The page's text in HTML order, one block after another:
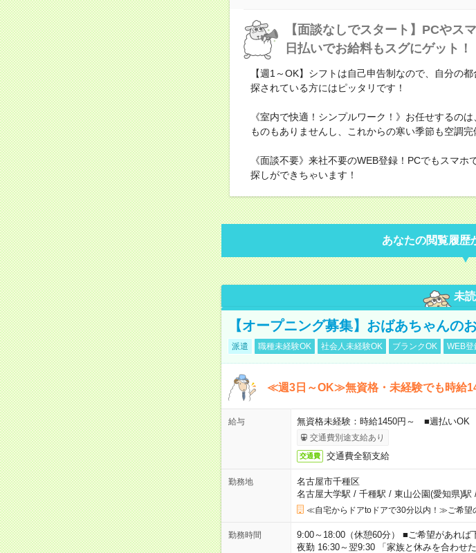
【面談なしでスタート】PCやス
日払いでお給料もスグにゲット！
【週1～OK】シフトは自己申告制なので、自分の
探されている方にはピッタリです！
《室内で快適！シンプルワーク！》お任せするの
ものもありませんし、これからの寒い季節も空調
《面談不要》来社不要のWEB登録！PCでもスマ
探しができちゃいます！
あなたの閲覧履歴
未読
【オープニング募集】おばあちゃんの
派遣 職種未経験OK 社会人未経験OK ブランクOK WEB登
≪週3日～OK≫無資格・未経験でも時給
給与 無資格未経験：時給1450円～ ■週払い
交通費別途支給あり
交通費 交通費全額支給
勤務地
名古屋市千種区
名古屋大学駅 / 千種駅 / 東山公園(愛知県)駅
≪自宅からドアtoドアで30分以内！≫ご希望
勤務時間
9:00～18:00（休憩60分） ■ご希望があれ
夜勤 16:30～翌9:30 「家族と休みを合わせ